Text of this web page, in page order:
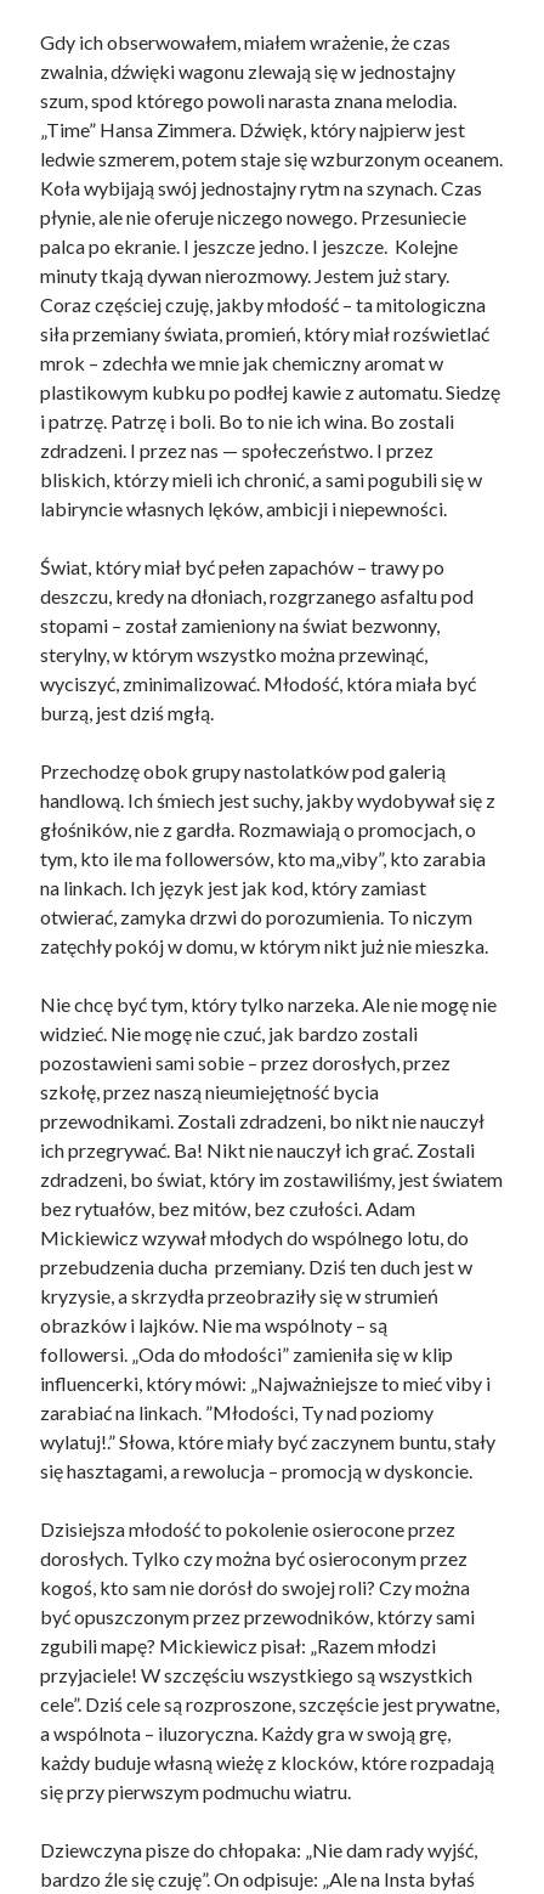
Gdy ich obserwowałem, miałem wrażenie, że czas
zwalnia, dźwięki wagonu zlewają się w jednostajny
szum, spod którego powoli narasta znana melodia.
„Time” Hansa Zimmera. Dźwięk, który najpierw jest
ledwie szmerem, potem staje się wzburzonym oceanem.
Koła wybijają swój jednostajny rytm na szynach. Czas
płynie, ale nie oferuje niczego nowego. Przesuniecie
palca po ekranie. I jeszcze jedno. I jeszcze. Kolejne
minuty tkają dywan nierozmowy. Jestem już stary.
Coraz częściej czuję, jakby młodość – ta mitologiczna
siła przemiany świata, promień, który miał rozświetlać
mrok – zdechła we mnie jak chemiczny aromat w
plastikowym kubku po podłej kawie z automatu. Siedzę
i patrzę. Patrzę i boli. Bo to nie ich wina. Bo zostali
zdradzeni. I przez nas — społeczeństwo. I przez
bliskich, którzy mieli ich chronić, a sami pogubili się w
labiryncie własnych lęków, ambicji i niepewności.
Świat, który miał być pełen zapachów – trawy po
deszczu, kredy na dłoniach, rozgrzanego asfaltu pod
stopami – został zamieniony na świat bezwonny,
sterylny, w którym wszystko można przewinąć,
wyciszyć, zminimalizować. Młodość, która miała być
burzą, jest dziś mgłą.
Przechodzę obok grupy nastolatków pod galerią
handlową. Ich śmiech jest suchy, jakby wydobywał się z
głośników, nie z gardła. Rozmawiają o promocjach, o
tym, kto ile ma followersów, kto ma„viby”, kto zarabia
na linkach. Ich język jest jak kod, który zamiast
otwierać, zamyka drzwi do porozumienia. To niczym
zatęchły pokój w domu, w którym nikt już nie mieszka.
Nie chcę być tym, który tylko narzeka. Ale nie mogę nie
widzieć. Nie mogę nie czuć, jak bardzo zostali
pozostawieni sami sobie – przez dorosłych, przez
szkołę, przez naszą nieumiejętność bycia
przewodnikami. Zostali zdradzeni, bo nikt nie nauczył
ich przegrywać. Ba! Nikt nie nauczył ich grać. Zostali
zdradzeni, bo świat, który im zostawiliśmy, jest światem
bez rytuałów, bez mitów, bez czułości. Adam
Mickiewicz wzywał młodych do wspólnego lotu, do
przebudzenia ducha przemiany. Dziś ten duch jest w
kryzysie, a skrzydła przeobraziły się w strumień
obrazków i lajków. Nie ma wspólnoty – są
followersi. „Oda do młodości” zamieniła się w klip
influencerki, który mówi: „Najważniejsze to mieć viby i
zarabiać na linkach. ”Młodości, Ty nad poziomy
wylatuj!.” Słowa, które miały być zaczynem buntu, stały
się hasztagami, a rewolucja – promocją w dyskoncie.
Dzisiejsza młodość to pokolenie osierocone przez
dorosłych. Tylko czy można być osieroconym przez
kogoś, kto sam nie dorósł do swojej roli? Czy można
być opuszczonym przez przewodników, którzy sami
zgubili mapę? Mickiewicz pisał: „Razem młodzi
przyjaciele! W szczęściu wszystkiego są wszystkich
cele”. Dziś cele są rozproszone, szczęście jest prywatne,
a wspólnota – iluzoryczna. Każdy gra w swoją grę,
każdy buduje własną wieżę z klocków, które rozpadają
się przy pierwszym podmuchu wiatru.
Dziewczyna pisze do chłopaka: „Nie dam rady wyjść,
bardzo źle się czuję”. On odpisuje: „Ale na Insta byłaś